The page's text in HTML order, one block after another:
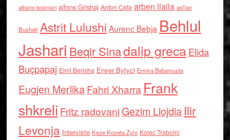
albano kolonjari alfons Grishaj Anton Cefa arben llalla asllan
Bushati Astrit Lulushi Aurenc Bebja Behlul
Jashari Beqir Sinadalip grecaElida
Buçpapaj Elmi Berisha Enver Bytyci Ermira Babamusta
Eugjen MerlikaFahri Xharra Frank
shkreli Fritz radovaniGezim Llojdia Ilir
Levonja Interviste Keze Kozeta Zylo Kolec Traboini